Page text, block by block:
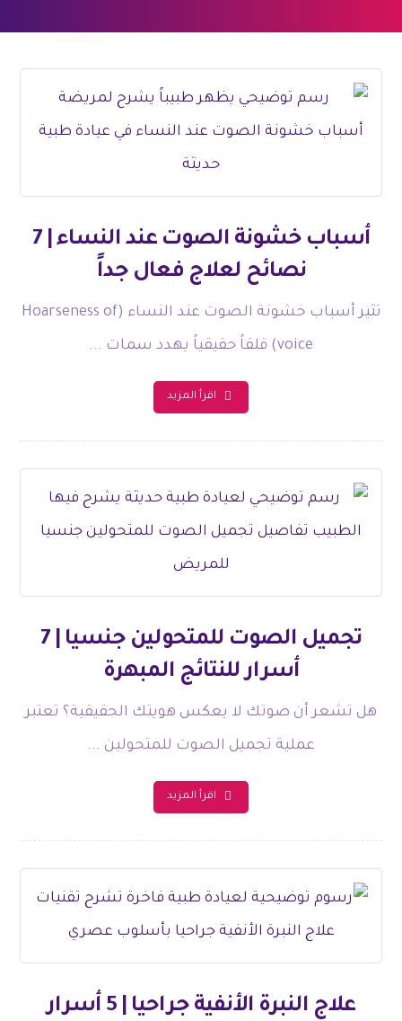
أسباب خشونة الصوت عند النساء | 7
نصائح لعلاج فعال جداً
تثير أسباب خشونة الصوت عند النساء (Hoarseness of
voice) قلقاً حقيقياً يهدد سمات ...
اقرأ المزيد
تجميل الصوت للمتحولين جنسيا | 7
أسرار للنتائج المبهرة
هل تشعر أن صوتك لا يعكس هويتك الحقيقية؟ تعتبر
عملية تجميل الصوت للمتحولين ...
اقرأ المزيد
علاج النبرة الأنفية جراحيا | 5 أسرار